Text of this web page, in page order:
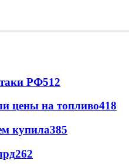
РФ512
цены на топливо418
купила385
262